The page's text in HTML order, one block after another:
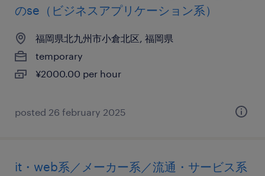
のse（ビジネスアプリケーション系）
福岡県北九州市小倉北区, 福岡県
temporary
¥2000.00 per hour
posted 26 february 2025
it・web系／メーカー系／流通・サービス系